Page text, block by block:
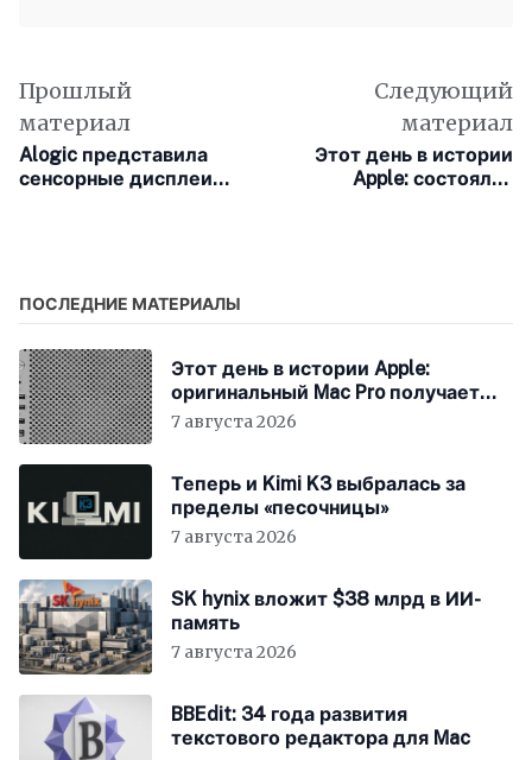
Прошлый
материал
Alogic представила
сенсорные дисплеи
Следующий
материал
Этот день в истории
Apple: состоялся
ПОСЛЕДНИЕ МАТЕРИАЛЫ
Этот день в истории Apple:
оригинальный Mac Pro получает
мощный процессор Intel
7 августа 2026
Теперь и Kimi K3 выбралась за
пределы «песочницы»
7 августа 2026
SK hynix вложит $38 млрд в ИИ-
память
7 августа 2026
BBEdit: 34 года развития
текстового редактора для Mac